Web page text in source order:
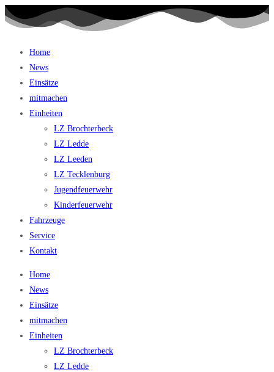
Home
News
Einsätze
mitmachen
Einheiten
LZ Brochterbeck
LZ Ledde
LZ Leeden
LZ Tecklenburg
Jugendfeuerwehr
Kinderfeuerwehr
Fahrzeuge
Service
Kontakt
Home
News
Einsätze
mitmachen
Einheiten
LZ Brochterbeck
LZ Ledde